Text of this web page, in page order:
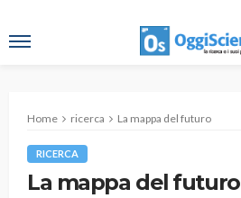
Home ricerca La mappa del futuro
RICERCA
La mappa del futuro